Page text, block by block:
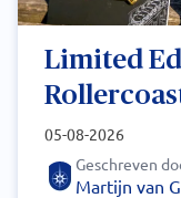
Limited
05-08-2026
Geschreven
Martijn van